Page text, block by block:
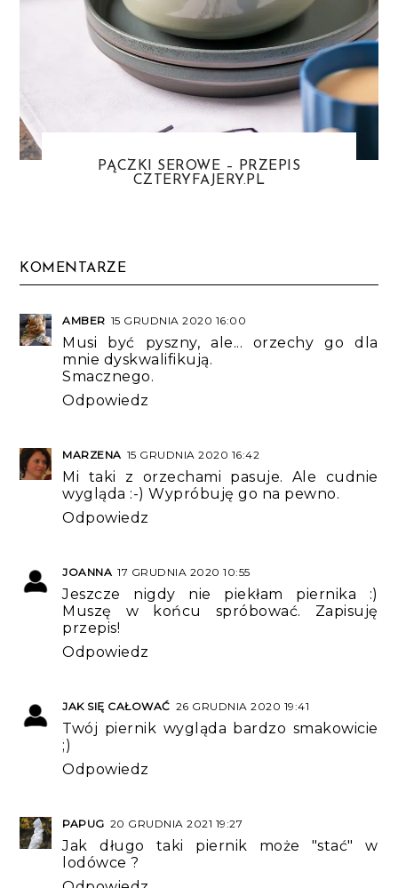
PĄCZKI SEROWE – PRZEPIS
CZTERYFAJERY.PL
KOMENTARZE
AMBER 15 GRUDNIA 2020 16:00
Musi być pyszny, ale... orzechy go dla
mnie dyskwalifikują.
Smacznego.
Odpowiedz
MARZENA 15 GRUDNIA 2020 16:42
Mi taki z orzechami pasuje. Ale cudnie
wygląda :-) Wypróbuję go na pewno.
Odpowiedz
JOANNA 17 GRUDNIA 2020 10:55
Jeszcze nigdy nie piekłam piernika :)
Muszę w końcu spróbować. Zapisuję
przepis!
Odpowiedz
JAK SIĘ CAŁOWAĆ 26 GRUDNIA 2020 19:41
Twój piernik wygląda bardzo smakowicie
;)
Odpowiedz
PAPUG 20 GRUDNIA 2021 19:27
Jak długo taki piernik może "stać" w
lodówce ?